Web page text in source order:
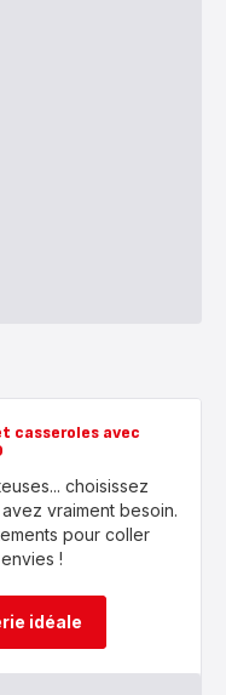
casseroles avec
choisissez
vraiment besoin.
pour coller
!
idéale